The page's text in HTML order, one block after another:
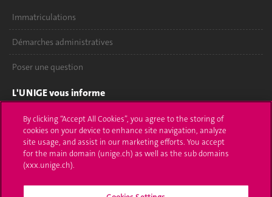
Immatriculations
Démarches administratives
Poser une question
L'UNIGE vous informe
UNIGE Mobile
Médias
Offres d'emploi
By clicking “Accept All Cookies”, you agree to the storing of
cookies on your device to enhance site navigation, analyze
site usage, and assist in our marketing efforts. You accept
for the main domain (unige.ch) as well as the sub domains
(xxx.unige.ch).